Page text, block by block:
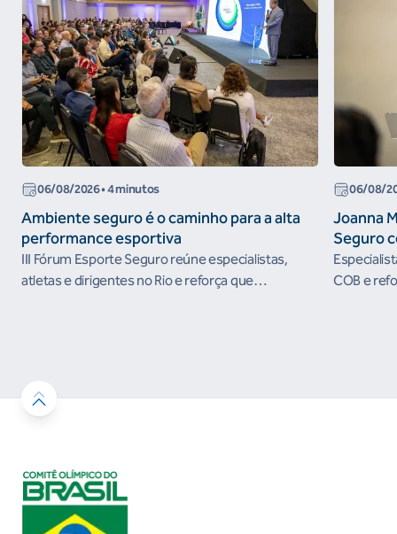
06/08/2026• 4 minutos
Ambiente seguro é o caminho para a alta
performance esportiva
III Fórum Esporte Seguro reúne especialistas,
atletas e dirigentes no Rio e reforça que
06/08/
Joanna
Seguro
COB e